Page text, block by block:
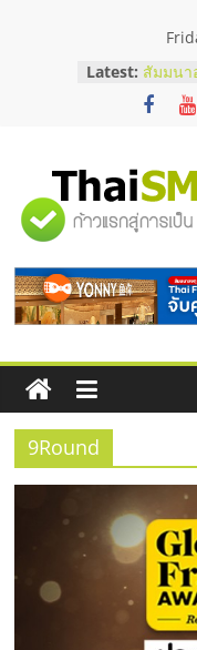
Latest: สัมมนา
บริกา
สัมมน
ร้านเค
โซลูชัน
บริษัท
โจทย์ธุ
อยากห
เริ่มยัง
"ศูนย์
รวม
ข้อมูล
ธุรกิจ
SME
แห่ง
ประเท
9Round